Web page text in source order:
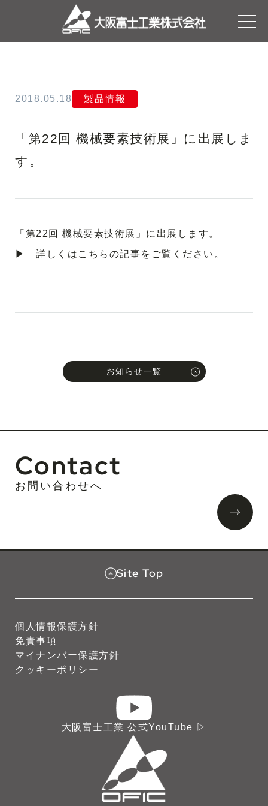
2018.05.18 製品情報
「第22回 機械要素技術展」に出展しま
す。
「第22回 機械要素技術展」に出展します。
▶ 詳しくはこちらの記事をご覧ください。
お知らせ一覧
Contact
お問い合わせへ
Site Top
個人情報保護方針
免責事項
マイナンバー保護方針
クッキーポリシー
大阪富士工業 公式YouTube ▷